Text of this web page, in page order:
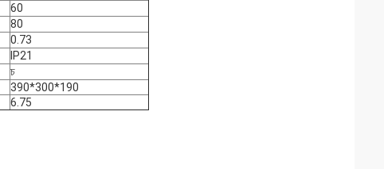
60
80
0.73
IP21
চ
390*300*190
6.75